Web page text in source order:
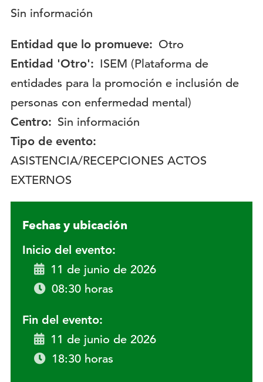
Descripción:
Sin información
Entidad que lo promueve: Otro
Entidad 'Otro': ISEM (Plataforma de
entidades para la promoción e inclusión de
personas con enfermedad mental)
Centro: Sin información
Tipo de evento:
ASISTENCIA/RECEPCIONES ACTOS
EXTERNOS
Fechas y ubicación
Inicio del evento:
11 de junio de 2026
08:30 horas
Fin del evento:
11 de junio de 2026
18:30 horas